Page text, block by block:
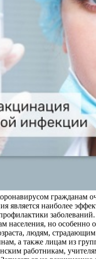
гражданам
является наиболее
заболеваний.
населения, но особенно
людям,
а также лицам из
работникам,